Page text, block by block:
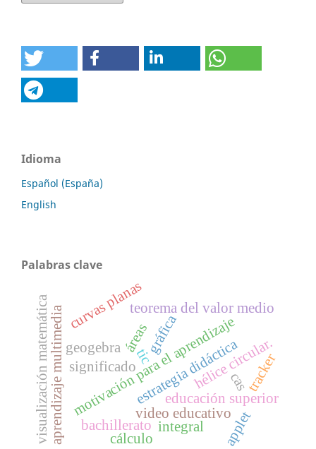
Idioma
Español (España)
English
Palabras clave
educación superior
estrategia didáctica
geogebra hélice circular.
video educativo
aprendizaje multimediamotivación para el aprendizaje
áreas
visualización matemática teorema del valor medio
curvas planas
significado
bachillerato integral
cálculo
gráfica
applet
cas
tic tracker